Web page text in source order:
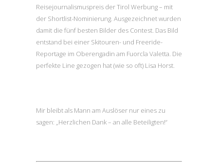
Reisejournalismuspreis der Tirol Werbung – mit
der Shortlist-Nominierung. Ausgezeichnet wurden
damit die fünf besten Bilder des Contest. Das Bild
entstand bei einer Skitouren- und Freeride-
Reportage im Oberengadin am Fuorcla Valetta. Die
perfekte Line gezogen hat (wie so oft) Lisa Horst.
Mir bleibt als Mann am Auslöser nur eines zu
sagen: „Herzlichen Dank – an alle Beteiligten!“